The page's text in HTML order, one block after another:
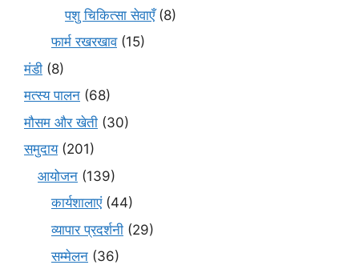
पशु चिकित्सा सेवाएँ(8)
फार्म रखरखाव(15)
मंडी (8)
मत्स्य पालन (68)
मौसम और खेती (30)
समुदाय(201)
आयोजन (139)
कार्यशालाएं(44)
व्यापार प्रदर्शनी (29)
सम्मेलन (36)